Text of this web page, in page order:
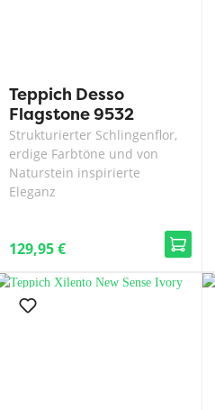
Teppich Desso
Flagstone 9532
Strukturierter Schlingenflor,
erdige Farbtöne und von
Naturstein inspirierte
Eleganz
129,95 €